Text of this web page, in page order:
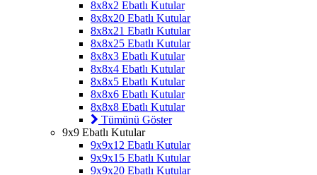
8x8x2 Ebatlı Kutular
8x8x20 Ebatlı Kutular
8x8x21 Ebatlı Kutular
8x8x25 Ebatlı Kutular
8x8x3 Ebatlı Kutular
8x8x4 Ebatlı Kutular
8x8x5 Ebatlı Kutular
8x8x6 Ebatlı Kutular
8x8x8 Ebatlı Kutular
Tümünü Göster
9x9 Ebatlı Kutular
9x9x12 Ebatlı Kutular
9x9x15 Ebatlı Kutular
9x9x20 Ebatlı Kutular